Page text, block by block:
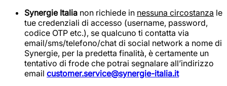
Synergie Italia non richiede in nessuna circostanza le
tue credenziali di accesso (username, password,
codice OTP etc.), se qualcuno ti contatta via
email/sms/telefono/chat di social network a nome di
Synergie, per la predetta finalità, è certamente un
tentativo di frode che potrai segnalare all’indirizzo
email customer.service@synergie-italia.it